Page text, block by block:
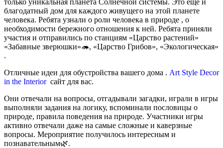
только уникальная планета Солнечной системы. Это еще и
благодатный дом для каждого живущего на этой планете
человека. Ребята узнали о роли человека в природе , о
необходимости бережного отношения к ней. Ребята приняли
участия и отправились по станциям «Царство растений»
«Забавные зверюшки»🦔, «Царство Грибов», «Экологическая»
.
Отличные идеи для обустройства вашего дома . Art Style Decor
in the Interiorсайт для вас.
Они отвечали на вопросы, отгадывали загадки, играли в игры
выполняли задания на логику, вспоминали пословицы о
природе, правила поведения на природе. Участники игры
активно отвечали даже на самые сложные и каверзные
вопросы. Мероприятие получилось интересным и
познавательным🌿.